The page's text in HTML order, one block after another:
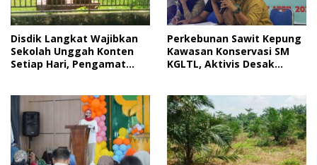
Disdik Langkat Wajibkan
Sekolah Unggah Konten
Setiap Hari, Pengamat
Perkebunan Sawit Kepung
Kawasan Konservasi SM
KGLTL, Aktivis Desak